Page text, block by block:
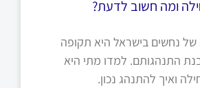
ומה חשוב לדעת?
של נחשים בישראל היא תקופה
התנהגותם. למדו מתי היא
ואיך להתנהג נכון.